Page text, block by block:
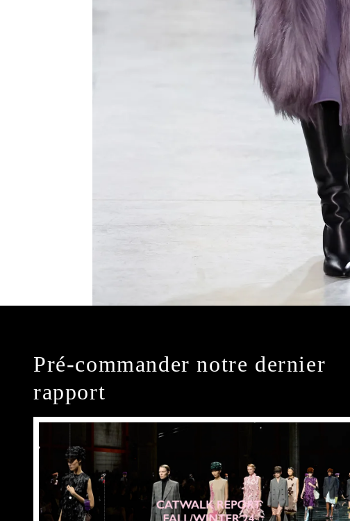
Pré-commander notre dernier
rapport